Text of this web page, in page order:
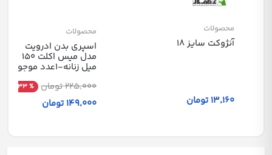
محصولات
آنژوکت سایز 18
13٬160 تومان
محصولات
اسپری بدن ادرویت
مدل میس اکلت 150
میل زنانه-1عدد موجود
225٬000 تومان
% 33
149٬000 تومان